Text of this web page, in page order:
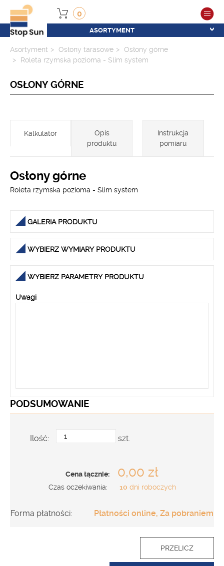
0
ASORTYMENT
Asortyment Osłony tarasowe
Osłony górne
Roleta rzymska pozioma - Slim system
OSŁONY GÓRNE
Kalkulator
Opis
produktu
Instrukcja
pomiaru
Osłony górne
Roleta rzymska pozioma - Slim system
GALERIA PRODUKTU
WYBIERZ WYMIARY PRODUKTU
WYBIERZ PARAMETRY PRODUKTU
Uwagi
PODSUMOWANIE
Ilość: szt.
Cena łącznie: 0,00 zł
Czas oczekiwania: 10 dni roboczych
Forma płatności: Płatności online, Za pobraniem
PRZELICZ